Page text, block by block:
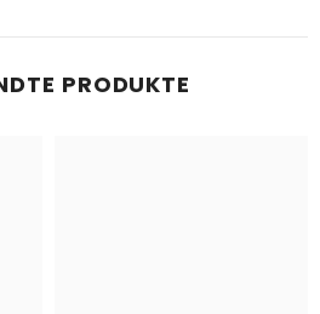
PRODUKTE